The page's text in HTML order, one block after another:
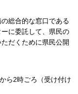
総合的な窓口である
に委託して、県民の
だくために県民公開
ら2時ごろ（受け付け